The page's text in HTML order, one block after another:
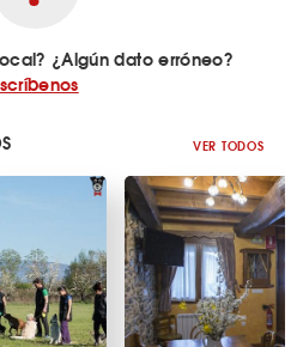
¿Algún dato erróneo?
VER TODOS